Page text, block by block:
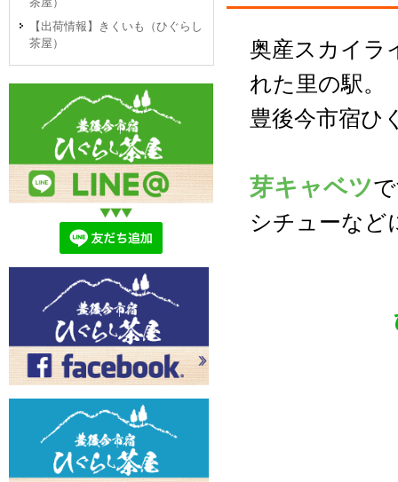
奥産スカイラ
れた里の駅。
豊後今市宿ひ
芽キャベツ
シチューなど
【出荷情報】きくいも（ひぐらし
茶屋）